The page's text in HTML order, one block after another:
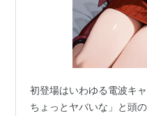
初登場はいわゆる電波キ
ちょっとヤバいな」と頭